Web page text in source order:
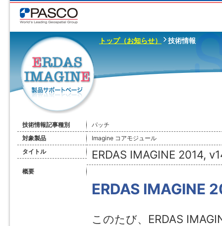
トップ（お知らせ） 技術情報
技術情報記事種別
パッチ
対象製品
Imagine コアモジュール
タイトル
ERDAS IMAGINE 2014,
概要
ERDAS IMAGINE
このたび、ERDAS